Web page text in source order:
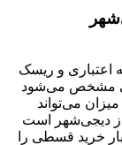
اعتباری و ریسک
مشخص می‌شود
می‌تواند
از دیجی‌شهر است
خرید قسطی را